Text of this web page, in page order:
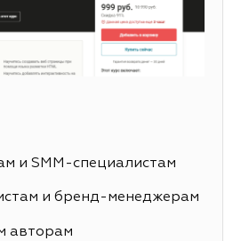
и SMM-специалистам
и бренд-менеджерам
авторам